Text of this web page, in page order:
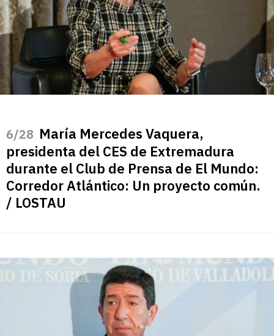
/28 María Mercedes Vaquera,
presidenta del CES de Extremadura
durante el Club de Prensa de El Mundo:
Corredor Atlántico: Un proyecto común.
/ LOSTAU